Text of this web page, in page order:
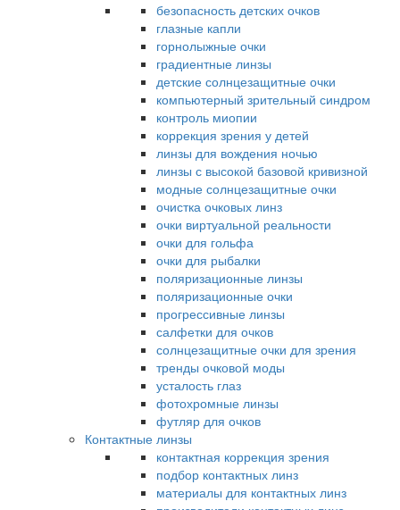
безопасность детских очков
глазные капли
горнолыжные очки
градиентные линзы
детские солнцезащитные очки
компьютерный зрительный синдром
контроль миопии
коррекция зрения у детей
линзы для вождения ночью
линзы с высокой базовой кривизной
модные солнцезащитные очки
очистка очковых линз
очки виртуальной реальности
очки для гольфа
очки для рыбалки
поляризационные линзы
поляризационные очки
прогрессивные линзы
салфетки для очков
солнцезащитные очки для зрения
тренды очковой моды
усталость глаз
фотохромные линзы
футляр для очков
Контактные линзы
контактная коррекция зрения
подбор контактных линз
материалы для контактных линз